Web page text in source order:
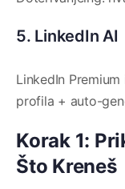
5. LinkedIn AI
LinkedIn
profila + auto-
Korak 1:
Što Kreneš